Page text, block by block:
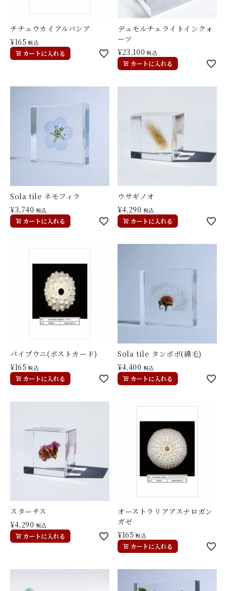
チチュウカイアルバシア
¥165 税込
カートに入れる
デュモルチェライトインクォ
ーツ
¥23,100 税込
カートに入れる
Sola tile ネモフィラ
¥3,740 税込
カートに入れる
ウサギノオ
¥4,290 税込
カートに入れる
パイプウニ(ポストカード)
¥165 税込
カートに入れる
Sola tile タンポポ(綿毛)
¥4,400 税込
カートに入れる
スターチス
¥4,290 税込
カートに入れる
オーストラリアアスナロガン
ガゼ
¥165 税込
カートに入れる